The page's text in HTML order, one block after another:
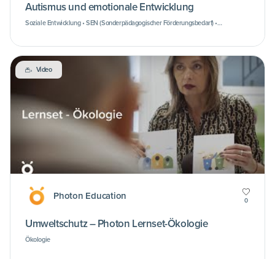
Autismus und emotionale Entwicklung
Soziale Entwicklung • SEN (Sonderpädagogischer Förderungsbedarf) •
Video
Photon Education 0
Umweltschutz – Photon Lernset-Ökologie
Ökologie